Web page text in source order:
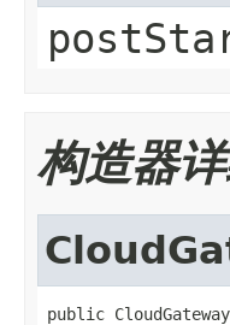
构造器
public